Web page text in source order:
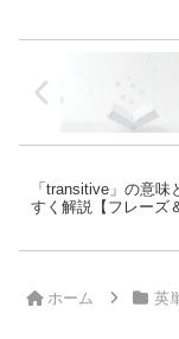
「transitive」の意
すく解説【フレーズ
ホーム 英